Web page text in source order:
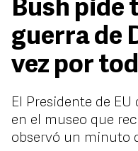
Bush pide
guerra de
vez por
El Presidente de
en el museo que
observó un minuto